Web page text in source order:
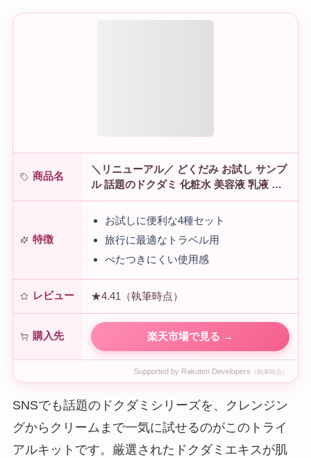
商品名
＼リニューアル／ どくだみ お試し サンプ
ル 話題のドクダミ 化粧水 美容液 乳液 ミ
ルク クレンジングフォーム トナーパッド
毛穴 黒ずみ 韓国 スキンケア…
特徴
お試しに便利な4種セット
旅行に最適なトラベル用
べたつきにくい使用感
レビュー ★4.41（執筆時点）
購入先 楽天市場で見る →
Supported by Rakuten Developers （執筆時点）
SNSでも話題のドクダミシリーズを、クレンジン
グからクリームまで一気に試せるのがこのトライ
アルキットです。厳選されたドクダミエキスが肌